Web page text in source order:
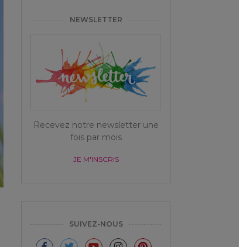
NEWSLETTER
Recevez notre newsletter une
fois par mois
JE M'INSCRIS
SUIVEZ-NOUS